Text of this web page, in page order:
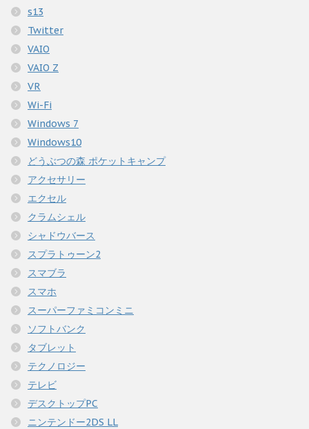
s13
Twitter
VAIO
VAIO Z
VR
Wi-Fi
Windows 7
Windows10
どうぶつの森 ポケットキャンプ
アクセサリー
エクセル
クラムシェル
シャドウバース
スプラトゥーン2
スマブラ
スマホ
スーパーファミコンミニ
ソフトバンク
タブレット
テクノロジー
テレビ
デスクトップPC
ニンテンドー2DS LL